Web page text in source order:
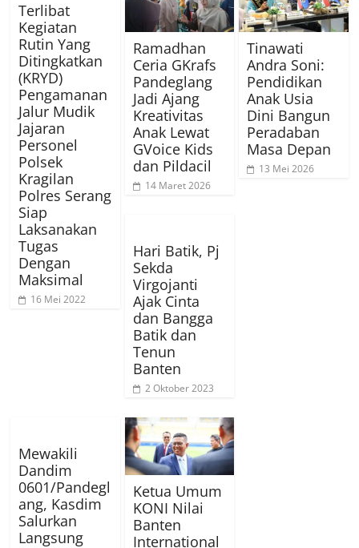
Terlibat
Kegiatan
Rutin Yang
Ditingkatkan
(KRYD)
Pengamanan
Jalur Mudik
Jajaran
Personel
Polsek
Kragilan
Polres Serang
Siap
Laksanakan
Tugas
Dengan
Maksimal
16 Mei 2022
Ramadhan
Ceria GKrafs
Pandeglang
Jadi Ajang
Kreativitas
Anak Lewat
GVoice Kids
dan Pildacil
14 Maret 2026
Tinawati
Andra Soni:
Pendidikan
Anak Usia
Dini Bangun
Peradaban
Masa Depan
13 Mei 2026
Hari Batik, Pj
Sekda
Virgojanti
Ajak Cinta
dan Bangga
Batik dan
Tenun
Banten
2 Oktober 2023
Mewakili
Dandim
0601/Pandegl
ang, Kasdim
Salurkan
Langsung
Ketua Umum
KONI Nilai
Banten
International